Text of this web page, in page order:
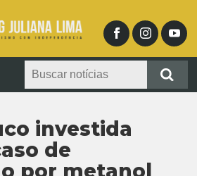
investida
de
por metanol